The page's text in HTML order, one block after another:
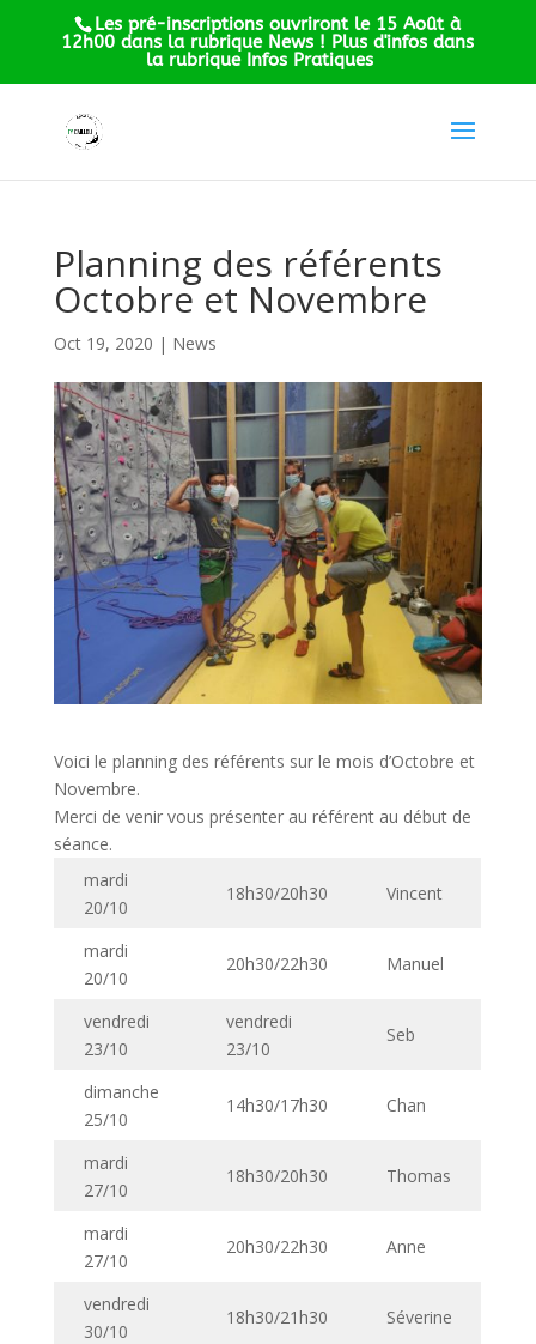
Les pré-inscriptions ouvriront le 15 Août à
12h00 dans la rubrique News ! Plus d'infos dans
la rubrique Infos Pratiques
Planning des référents
Octobre et Novembre
Oct 19, 2020 | News
Voici le planning des référents sur le mois d’Octobre et
Novembre.
Merci de venir vous présenter au référent au début de
séance.
mardi
20/10
18h30/20h30 Vincent
mardi
20/10
20h30/22h30 Manuel
vendredi
23/10
vendredi
23/10
Seb
dimanche
25/10
14h30/17h30 Chan
mardi
27/10
18h30/20h30 Thomas
mardi
27/10
20h30/22h30 Anne
vendredi
30/10
18h30/21h30 Séverine